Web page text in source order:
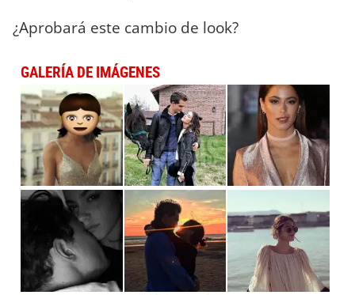
¿Aprobará este cambio de look?
GALERÍA DE IMÁGENES